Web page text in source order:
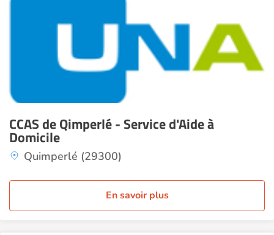
CCAS de Qimperlé - Service d'Aide à
Domicile
Quimperlé (29300)
En savoir plus